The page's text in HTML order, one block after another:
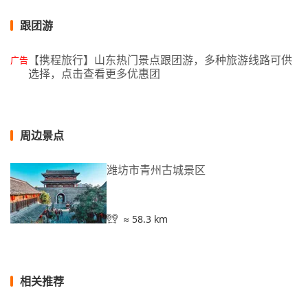
跟团游
广告 【携程旅行】山东热门景点跟团游，多种旅游线路可供
选择，点击查看更多优惠团
周边景点
潍坊市青州古城景区
≈ 58.3 km
相关推荐